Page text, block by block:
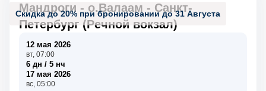
Скидка до 20% при бронировании до 31 Августа
Мандроги - о.Валаам - Санкт-
Петербург (Речной вокзал)
12 мая 2026
вт, 07:00
6 дн / 5 нч
17 мая 2026
вс, 05:00